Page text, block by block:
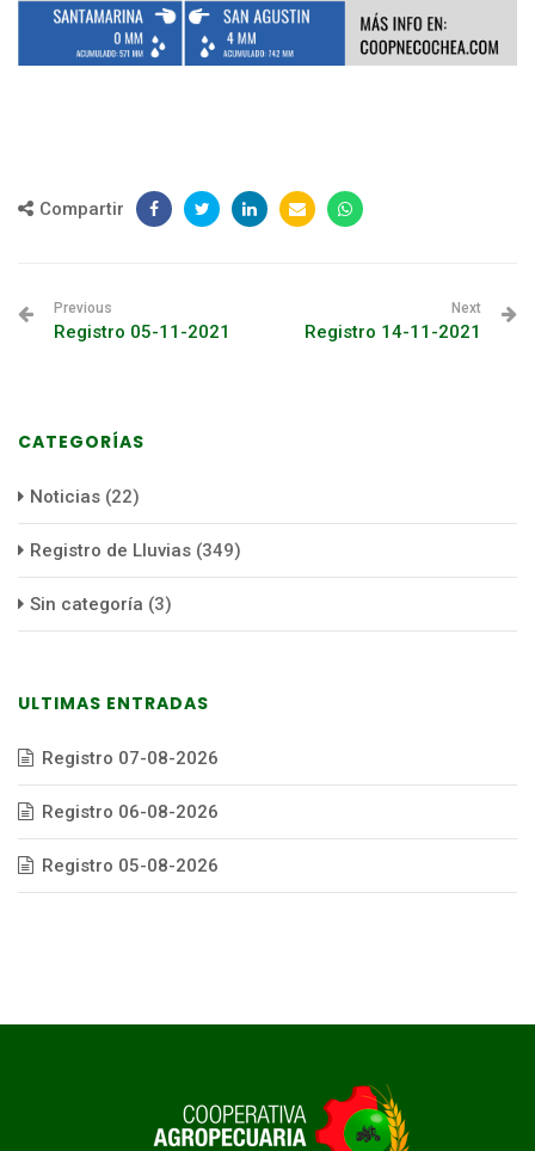
Compartir
Previous
Registro 05-11-2021
Next
Registro 14-11-2021
CATEGORÍAS
Noticias (22)
Registro de Lluvias (349)
Sin categoría (3)
ULTIMAS ENTRADAS
Registro 07-08-2026
Registro 06-08-2026
Registro 05-08-2026